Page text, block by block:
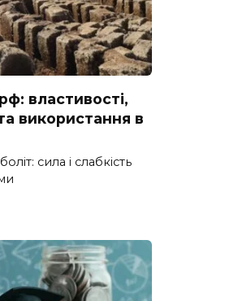
властивості,
використання в
сила і слабкість